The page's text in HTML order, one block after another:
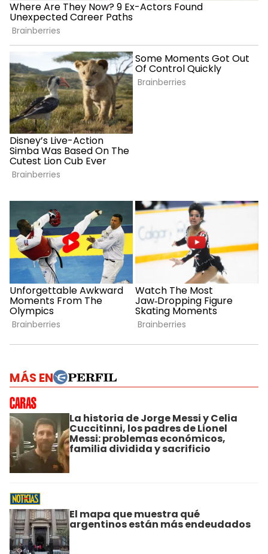
MÁS EN
La historia de Jorge Messi y Celia
Cuccitinni, los padres de Lionel
Messi: problemas económicos,
familia dividida y sacrificio
El mapa que muestra qué
argentinos están más endeudados